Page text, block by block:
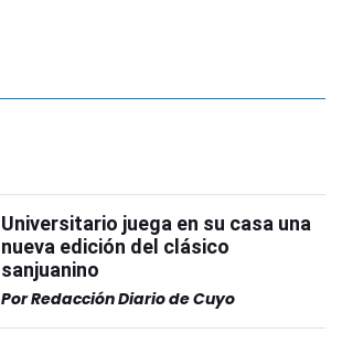
Universitario juega en su casa una
nueva edición del clásico
sanjuanino
PorRedacción Diario de Cuyo